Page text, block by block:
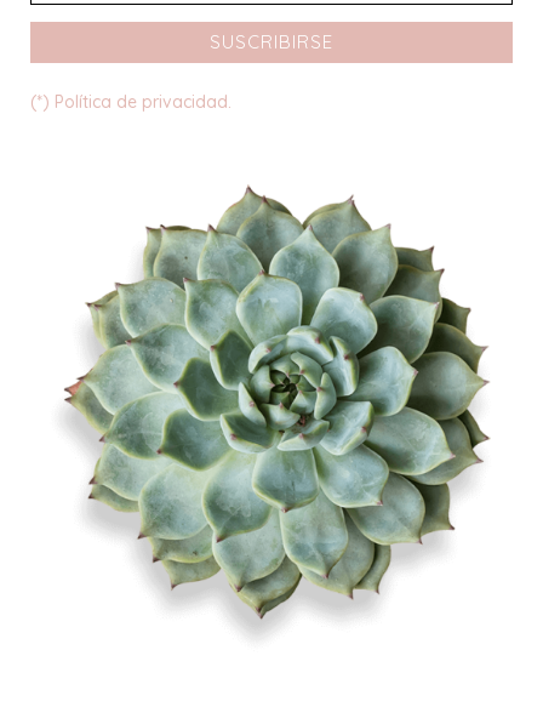
SUSCRIBIRSE
(*) Política de privacidad.